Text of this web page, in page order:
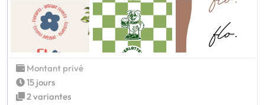
Montant privé
15 jours
2 variantes